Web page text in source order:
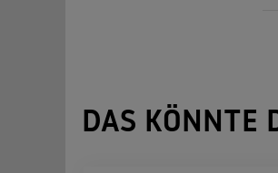
DAS KÖNNTE